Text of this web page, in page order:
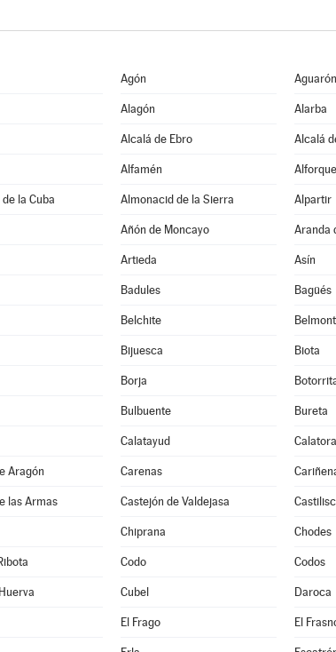
Agón Aguarón
Alagón Alarba
Alcalá de Ebro Alcalá
Alfamén Alforque
la Cuba Almonacid de la Sierra Alpartir
Añón de Moncayo Aranda
Artieda Asín
Badules Bagüés
Belchite
Bijuesca Biota
Borja
Bulbuente Bureta
Calatayud
Aragón Carenas
las Armas Castejón de Valdejasa
Chiprana Chodes
Codo Codos
Cubel Daroca
El Frago El